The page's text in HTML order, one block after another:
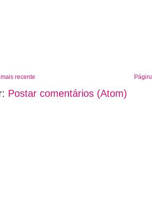
recente
Postar comentários (Atom)